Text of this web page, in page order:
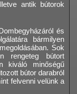
antik bútorok
és
bármilyen
Sok
rengeteg bútort
kiváló minőségű
bútor darabról
felvenni velünk a